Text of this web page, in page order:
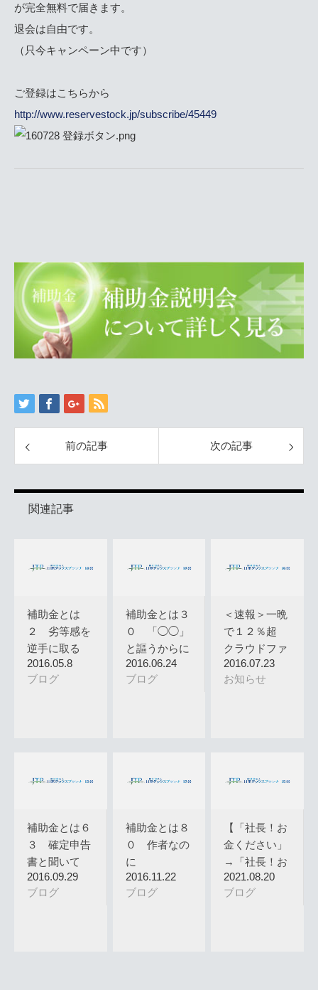
が完全無料で届きます。
退会は自由です。
（只今キャンペーン中です）
ご登録はこちらから
http://www.reservestock.jp/subscribe/45449
前の記事 次の記事
関連記事
補助金とは
２ 劣等感を
逆手に取る
2016.05.8
ブログ
補助金とは３
０ 「◯◯」
と謳うからに
は◯◯が必…
2016.06.24
ブログ
＜速報＞一晩
で１２％超
クラウドファ
ンデング …
2016.07.23
お知らせ
補助金とは６
３ 確定申告
書と聞いて
「うっ・・・
…
2016.09.29
ブログ
補助金とは８
０ 作者なの
に
2016.11.22
ブログ
【「社長！お
金ください」
→「社長！お
金受け取っ…
2021.08.20
ブログ